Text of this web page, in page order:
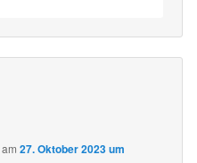
am27. Oktober 2023 um